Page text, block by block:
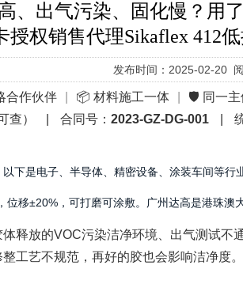
、出气污染、固化慢？
授权销售代理Sikaflex 412
发布时间：2025-02-20
合作伙伴 📦 材料施工一体
🛡️ 同一主
查） 合同号：2023-GZ-DG-001
以下是电子、半导体、精密设备、涂装车间等
移±20%，可打磨可涂敷。广州达高是港珠
释放的VOC污染洁净环境、出气测试不
艺不规范，再好的胶也会影响洁净度